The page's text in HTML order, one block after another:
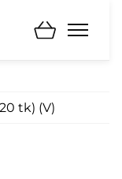
tk) (V)